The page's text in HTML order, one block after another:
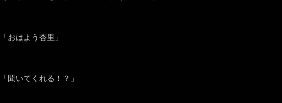
「おはよう杏里」
「聞いてくれる！？」